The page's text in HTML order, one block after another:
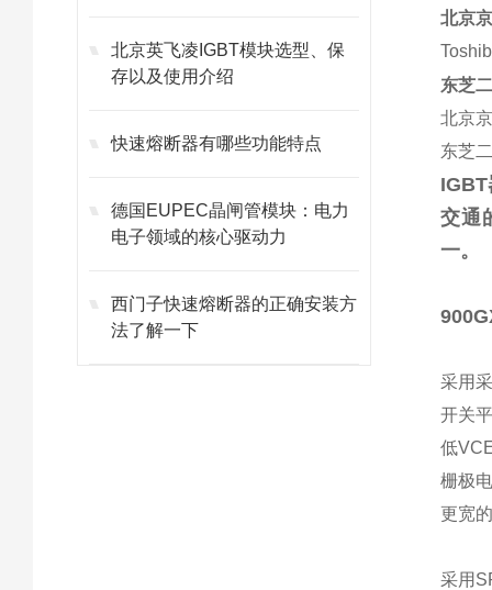
北京英飞凌IGBT模块选型、保
存以及使用介绍
快速熔断器有哪些功能特点
德国EUPEC晶闸管模块：电力
电子领域的核心驱动力
西门子快速熔断器的正确安装方
法了解一下
北京
东芝
北京
东芝
交通
一。
采用
开关
低
栅极
更宽
采用